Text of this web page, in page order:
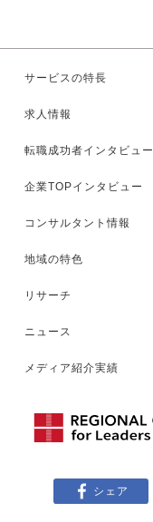
サービスの特長
求人情報
転職成功者インタビュー
企業TOPインタビュー
コンサルタント情報
地域の特色
リサーチ
ニュース
メディア紹介実績
シェア